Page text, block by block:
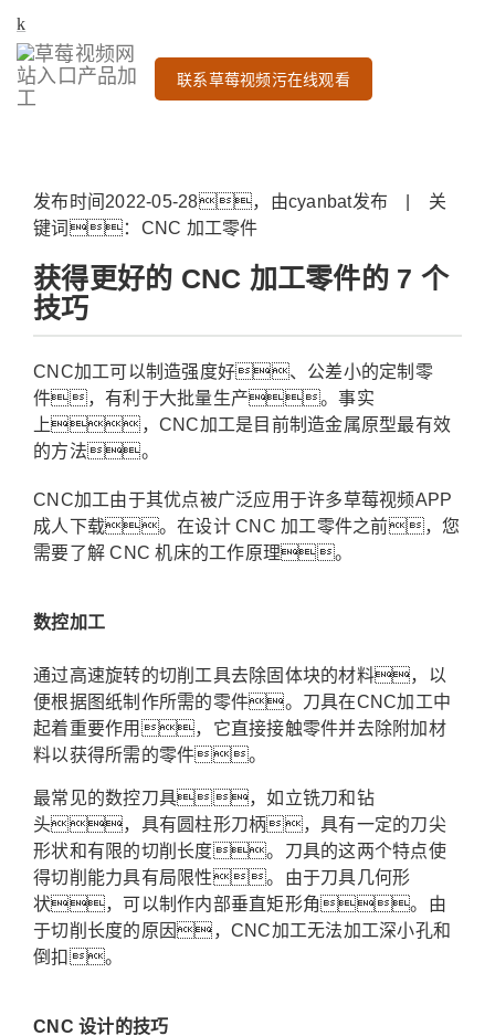
联系草莓视频污在线观看
发布时间2022-05-28，由cyanbat发布 | 关
键词：CNC 加工零件
获得更好的 CNC 加工零件的 7 个
技巧
CNC加工可以制造强度好、公差小的定制零
件，有利于大批量生产。事实
上，CNC加工是目前制造金属原型最有效
的方法。
CNC加工由于其优点被广泛应用于许多草莓视频APP
成人下载。 在设计 CNC 加工零件之前，您
需要了解 CNC 机床的工作原理。
数控加工
通过高速旋转的切削工具去除固体块的材料，以
便根据图纸制作所需的零件。刀具在CNC加工中
起着重要作用，它直接接触零件并去除附加材
料以获得所需的零件。
最常见的数控刀具，如立铣刀和钻
头，具有圆柱形刀柄，具有一定的刀尖
形状和有限的切削长度。 刀具的这两个特点使
得切削能力具有局限性。 由于刀具几何形
状，可以制作内部垂直矩形角。 由
于切削长度的原因，CNC加工无法加工深小孔和
倒扣。
CNC 设计的技巧